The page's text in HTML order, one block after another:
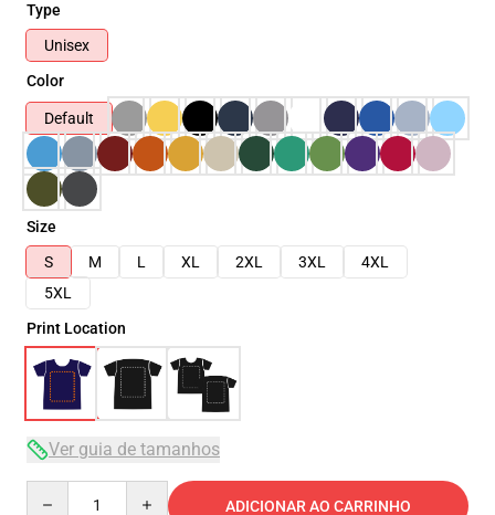
Type
Unisex
Color
Default
Size
S
M L XL 2XL 3XL
4XL
5XL
Print Location
Ver guia de tamanhos
ADICIONAR AO CARRINHO